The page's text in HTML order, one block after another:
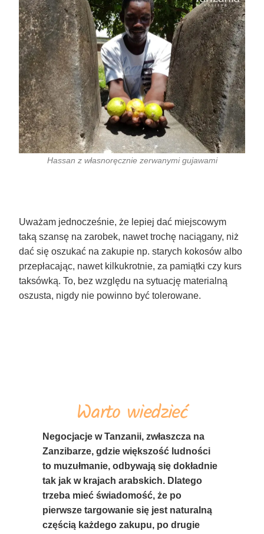
Hassan z własnoręcznie zerwanymi gujawami
Uważam jednocześnie, że lepiej dać miejscowym
taką szansę na zarobek, nawet trochę naciągany, niż
dać się oszukać na zakupie np. starych kokosów albo
przepłacając, nawet kilkukrotnie, za pamiątki czy kurs
taksówką. To, bez względu na sytuację materialną
oszusta, nigdy nie powinno być tolerowane.
Warto wiedzieć
Negocjacje w Tanzanii, zwłaszcza na
Zanzibarze, gdzie większość ludności
to muzułmanie, odbywają się dokładnie
tak jak w krajach arabskich. Dlatego
trzeba mieć świadomość, że po
pierwsze targowanie się jest naturalną
częścią każdego zakupu, po drugie